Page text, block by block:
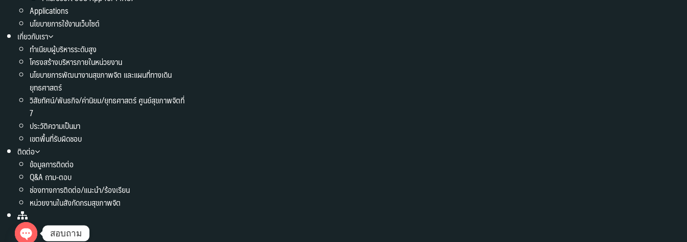
Applications
นโยบายการใช้งานเว็บไซต์
เกี่ยวกับเรา
ทำเนียบผู้บริหารระดับสูง
โครงสร้างบริหารภายในหน่วยงาน
นโยบายการพัฒนางานสุขภาพจิต และแผนที่ทางเดิน
ยุทธศาสตร์
วิสัยทัศน์/พันธกิจ/ค่านิยม/ยุทธศาสตร์ ศูนย์สุขภาพจิตที่
7
ประวัติความเป็นมา
เขตพื้นที่รับผิดชอบ
ติดต่อ
ข้อมูลการติดต่อ
Q&A ถาม-ตอบ
ช่องทางการติดต่อ/แนะนำ/ร้องเรียน
หน่วยงานในสังกัดกรมสุขภาพจิต
สอบถาม